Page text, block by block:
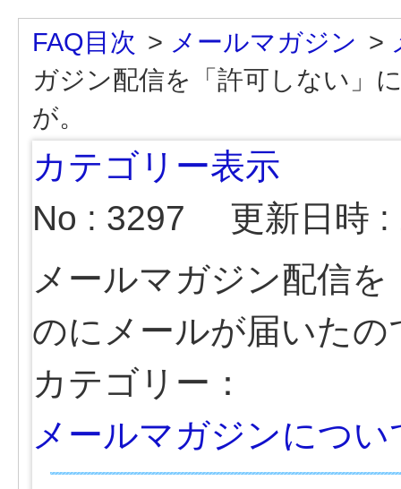
FAQ目次 > メールマガジン >
ガジン配信を「許可しない」
が。
カテゴリー表示
No : 3297
更新日時
メールマガジン配信
のにメールが届いたの
カテゴリー：
メールマガジンについ